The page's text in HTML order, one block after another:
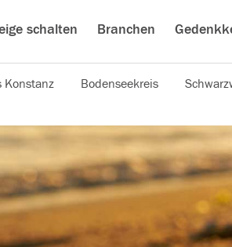
schalten Branchen
Konstanz Bodenseekreis